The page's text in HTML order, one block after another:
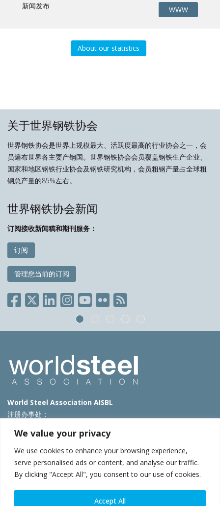
We value your privacy
We use cookies to enhance your browsing experience,
serve personalised ads or content, and analyse our traffic.
By clicking "Accept All", you consent to our use of cookies.
Accept All
新闻发布
WWW
About our statistics
关于世界钢铁协会
世界钢铁协会是世界上规模最大、活跃度最高的行业协会之一，会
员遍布世界各主要产钢国。世界钢铁协会会员覆盖钢铁生产企业、
国家和地区钢铁行业协会及钢铁研究机构，会员粗钢产量占全球粗
钢总产量的85%左右。
世界钢铁协会新闻
订阅接收新闻稿和期刊服务：
订阅
管理您当前的订阅
World Steel Association AISBL
注册办事处：
T: +32 2 702 89 00 – E:steel@worldsteel.org
北京市朝阳区霄云路40号院国航世纪大厦1号楼3层3F
E:china@worldsteel.org
使用条款|隐私政策